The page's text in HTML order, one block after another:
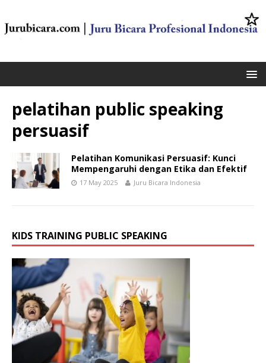
pelatihan public speaking
persuasif
Pelatihan Komunikasi Persuasif: Kunci
Mempengaruhi dengan Etika dan Efektif
17 May 2025 Juru Bicara Indonesia
KIDS TRAINING PUBLIC SPEAKING